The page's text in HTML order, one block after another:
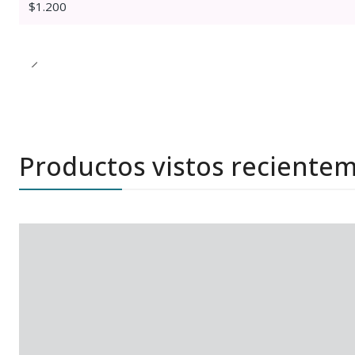
$1.200
Productos vistos